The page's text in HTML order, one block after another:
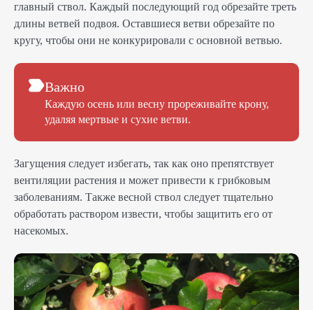
главный ствол. Каждый последующий год обрезайте треть
длины ветвей подвоя. Оставшиеся ветви обрезайте по
кругу, чтобы они не конкурировали с основной ветвью.
Важно
Каждую осень или весну прореживайте крону,
удаляя мертвые и сухие ветви.
Загущения следует избегать, так как оно препятствует
вентиляции растения и может привести к грибковым
заболеваниям. Также весной ствол следует тщательно
обработать раствором извести, чтобы защитить его от
насекомых.